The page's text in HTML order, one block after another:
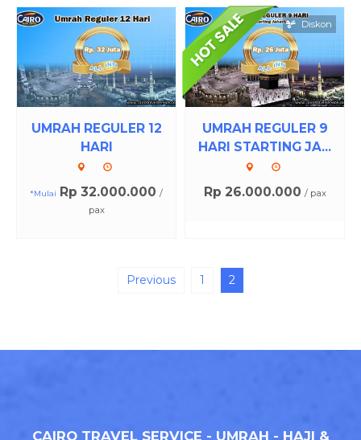
UMRAH REGULER 12
HARI
*Mulai Rp 32.000.000 /
pax
UMRAH REGULER 9
HARI STARTING JA...
Rp 26.000.000 / pax
Diskon
Previous 1 2
CAIRO TRAVEL SERVICE - UMRAH - HAJI &